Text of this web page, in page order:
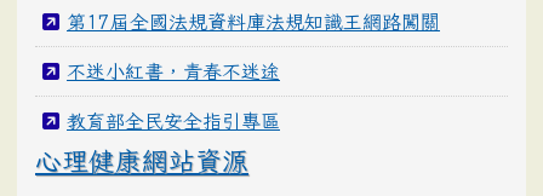
第17屆全國法規資料庫法規知識王網路闖關
不迷小紅書，青春不迷途
教育部全民安全指引專區
心理健康網站資源